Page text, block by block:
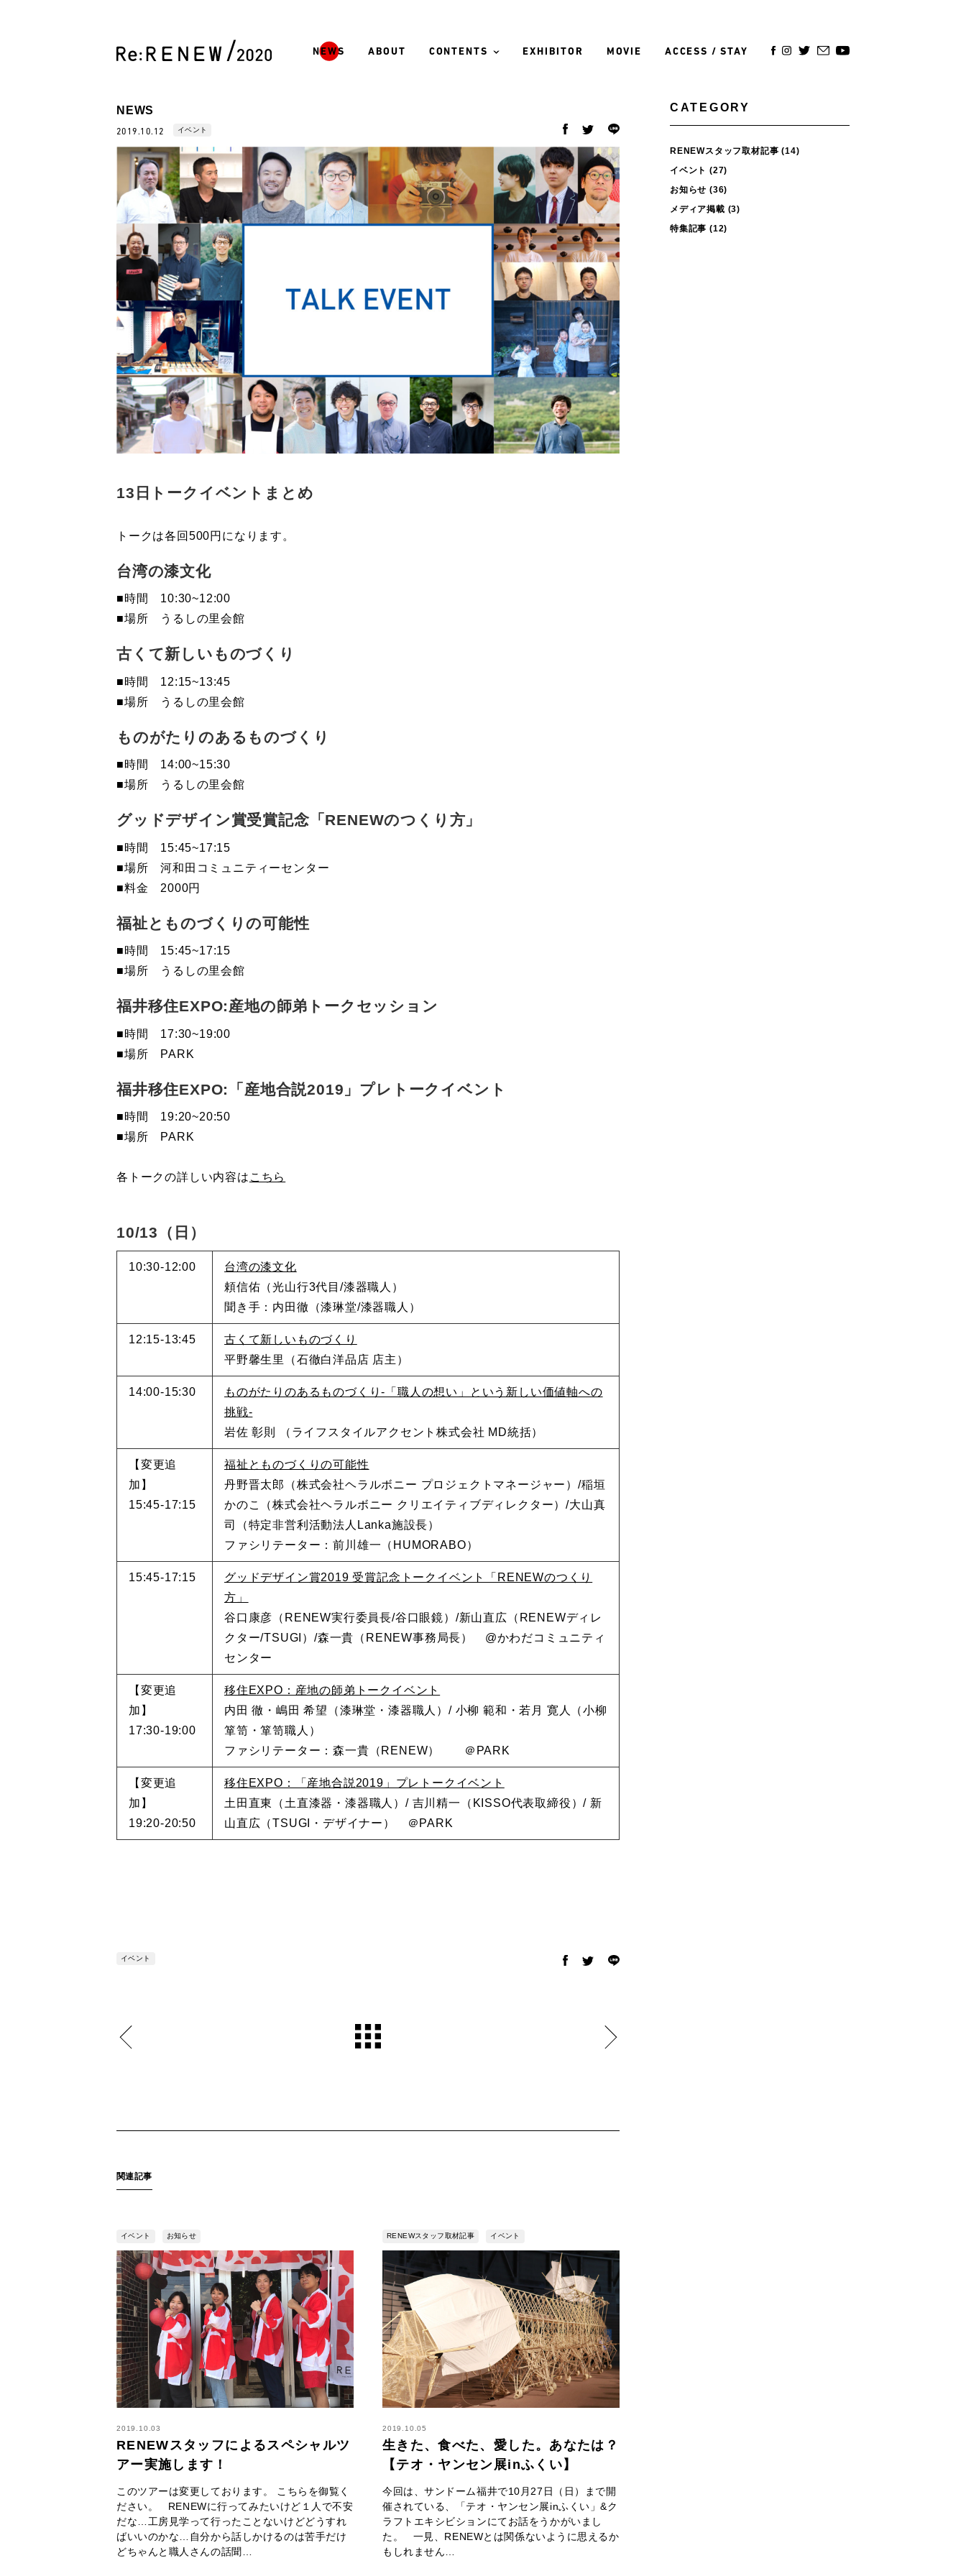
NEWS ABOUT CONTENTS EXHIBITOR MOVIE ACCESS / STAY
NEWS
2019.10.12 イベント
13日トークイベントまとめ
トークは各回500円になります。
台湾の漆文化
■時間 10:30~12:00
■場所 うるしの里会館
古くて新しいものづくり
■時間 12:15~13:45
■場所 うるしの里会館
ものがたりのあるものづくり
■時間 14:00~15:30
■場所 うるしの里会館
グッドデザイン賞受賞記念「RENEWのつくり方」
■時間 15:45~17:15
■場所 河和田コミュニティーセンター
■料金 2000円
福祉とものづくりの可能性
■時間 15:45~17:15
■場所 うるしの里会館
福井移住EXPO:産地の師弟トークセッション
■時間 17:30~19:00
■場所 PARK
福井移住EXPO:「産地合説2019」プレトークイベント
■時間 19:20~20:50
■場所 PARK
各トークの詳しい内容は こちら
10/13（日）
10:30-12:00
台湾の漆文化
頼信佑（光山行3代目/漆器職人）
聞き手：内田徹（漆琳堂/漆器職人）
12:15-13:45
古くて新しいものづくり
平野馨生里（石徹白洋品店 店主）
14:00-15:30
ものがたりのあるものづくり-「職人の想い」という新しい価値軸への
挑戦-
岩佐 彰則 （ライフスタイルアクセント株式会社 MD統括）
【変更追
加】
15:45-17:15
福祉とものづくりの可能性
丹野晋太郎（株式会社ヘラルボニー プロジェクトマネージャー）/稲垣
かのこ（株式会社ヘラルボニー クリエイティブディレクター）/大山真
司（特定非営利活動法人Lanka施設長）
ファシリテーター：前川雄一（HUMORABO）
15:45-17:15
グッドデザイン賞2019 受賞記念トークイベント「RENEWのつくり
方」
谷口康彦（RENEW実行委員長/谷口眼鏡）/新山直広（RENEWディレ
クター/TSUGI）/森一貴（RENEW事務局長） @かわだコミュニティ
センター
【変更追
加】
17:30-19:00
移住EXPO：産地の師弟トークイベント
内田 徹・嶋田 希望（漆琳堂・漆器職人）/ 小柳 範和・若月 寛人（小柳
箪笥・箪笥職人）
ファシリテーター：森一貴（RENEW） ＠PARK
【変更追
加】
19:20-20:50
移住EXPO：「産地合説2019」プレトークイベント
土田直東（土直漆器・漆器職人）/ 吉川精一（KISSO代表取締役）/ 新
山直広（TSUGI・デザイナー） ＠PARK
イベント
関連記事
イベント お知らせ
2019.10.03
RENEWスタッフによるスペシャルツ
アー実施します！
このツアーは変更しております。 こちらを御覧く
ださい。 RENEWに行ってみたいけど１人で不安
だな…工房見学って行ったことないけどどうすれ
ばいいのかな…自分から話しかけるのは苦手だけ
どちゃんと職人さんの話聞…
RENEWスタッフ取材記事 イベント
2019.10.05
生きた、食べた、愛した。あなたは？
【テオ・ヤンセン展inふくい】
今回は、サンドーム福井で10月27日（日）まで開
催されている、「テオ・ヤンセン展inふくい」&ク
ラフトエキシビションにてお話をうかがいまし
た。 一見、RENEWとは関係ないように思えるか
もしれません…
CATEGORY
RENEWスタッフ取材記事 (14)
イベント (27)
お知らせ (36)
メディア掲載 (3)
特集記事 (12)